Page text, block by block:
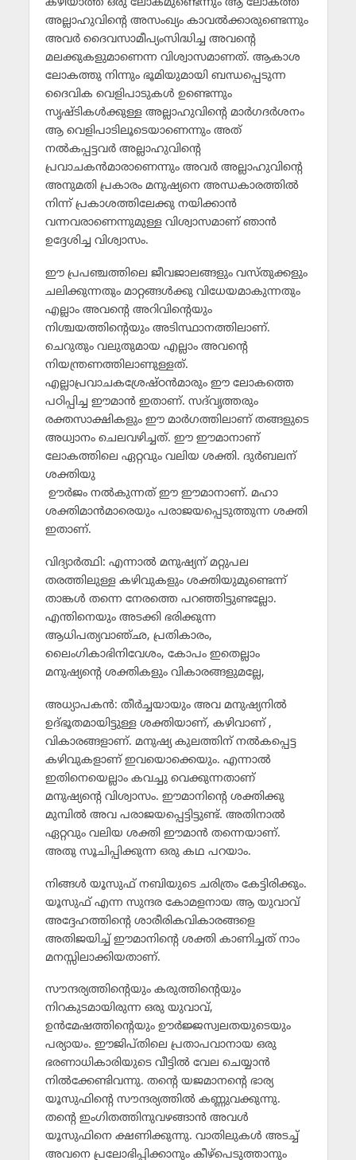
അല്ലാഹുവിന്റെ അസംഖ്യം കാവല്‍ക്കാരുണ്ടെന്നും
അവര്‍ ദൈവസാമീപ്യംസിദ്ധിച്ച അവന്റെ
മലക്കുകളുമാണെന്ന വിശ്വാസമാണത്. ആകാശ
ലോകത്തു നിന്നും ഭൂമിയുമായി ബന്ധപ്പെടുന്ന
ദൈവിക വെളിപാടുകള്‍ ഉണ്ടെന്നും
സൃഷ്ടികള്‍ക്കുള്ള അല്ലാഹുവിന്റെ മാര്‍ഗദര്‍ശനം
ആ വെളിപാടിലൂടെയാണെന്നും അത്
നല്‍കപ്പട്ടവര്‍ അല്ലാഹുവിന്റെ
പ്രവാചകന്‍മാരാണെന്നും അവര്‍ അല്ലാഹുവിന്റെ
അനുമതി പ്രകാരം മനുഷ്യനെ അന്ധകാരത്തില്‍
നിന്ന് പ്രകാശത്തിലേക്കു നയിക്കാന്‍
വന്നവരാണെന്നുമുള്ള വിശ്വാസമാണ് ഞാന്‍
ഉദ്ദേശിച്ച വിശ്വാസം.
ഈ പ്രപഞ്ചത്തിലെ ജീവജാലങ്ങളും വസ്തുക്കളും
ചലിക്കുന്നതും മാറ്റങ്ങള്‍ക്കു വിധേയമാകുന്നതും
എല്ലാം അവന്റെ അറിവിന്റെയും
നിശ്ചയത്തിന്റെയും അടിസ്ഥാനത്തിലാണ്.
ചെറുതും വലുതുമായ എല്ലാം അവന്റെ
നിയന്ത്രണത്തിലാണുള്ളത്.
എല്ലാപ്രവാചകശ്രേഷ്ഠന്‍മാരും ഈ ലോകത്തെ
പഠിപ്പിച്ച ഈമാന്‍ ഇതാണ്. സദ്‌വൃത്തരും
രക്തസാക്ഷികളും ഈ മാര്‍ഗത്തിലാണ് തങ്ങളുടെ
അധ്വാനം ചെലവഴിച്ചത്. ഈ ഈമാനാണ്
ലോകത്തിലെ ഏറ്റവും വലിയ ശക്തി. ദുര്‍ബലന്
ശക്തിയു
ഊര്‍ജം നല്‍കുന്നത് ഈ ഈമാനാണ്. മഹാ
ശക്തിമാന്‍മാരെയും പരാജയപ്പെടുത്തുന്ന ശക്തി
ഇതാണ്.
വിദ്യാര്‍ത്ഥി: എന്നാല്‍ മനുഷ്യന് മറ്റുപല
തരത്തിലുള്ള കഴിവുകളും ശക്തിയുമുണ്ടെന്ന്
താങ്കള്‍ തന്നെ നേരത്തെ പറഞ്ഞിട്ടുണ്ടല്ലോ.
എന്തിനെയും അടക്കി ഭരിക്കുന്ന
ആധിപത്യവാഞ്ഛ, പ്രതികാരം,
ലൈംഗികാഭിനിവേശം, കോപം ഇതെല്ലാം
മനുഷ്യന്റെ ശക്തികളും വികാരങ്ങളുമല്ലേ,
അധ്യാപകന്‍: തീര്‍ച്ചയായും അവ മനുഷ്യനില്‍
ഉദ്ഭൂതമായിട്ടുള്ള ശക്തിയാണ്, കഴിവാണ് ,
വികാരങ്ങളാണ്. മനുഷ്യ കുലത്തിന് നല്‍കപ്പെട്ട
കഴിവുകളാണ് ഇവയൊക്കെയും. എന്നാല്‍
ഇതിനെയെല്ലാം കവച്ചു വെക്കുന്നതാണ്
മനുഷ്യന്റെ വിശ്വാസം. ഈമാനിന്റെ ശക്തിക്കു
മുമ്പില്‍ അവ പരാജയപ്പെട്ടിട്ടുണ്ട്. അതിനാല്‍
ഏറ്റവും വലിയ ശക്തി ഈമാന്‍ തന്നെയാണ്.
അതു സൂചിപ്പിക്കുന്ന ഒരു കഥ പറയാം.
നിങ്ങള്‍ യൂസുഫ് നബിയുടെ ചരിത്രം കേട്ടിരിക്കും.
യൂസുഫ് എന്ന സുന്ദര കോമളനായ ആ യുവാവ്
അദ്ദേഹത്തിന്റെ ശാരീരികവികാരങ്ങളെ
അതിജയിച്ച് ഈമാനിന്റെ ശക്തി കാണിച്ചത് നാം
മനസ്സിലാക്കിയതാണ്.
സൗന്ദര്യത്തിന്റെയും കരുത്തിന്റെയും
നിറകുടമായിരുന്ന ഒരു യുവാവ്,
ഉന്‍മേഷത്തിന്റെയും ഊര്‍ജ്ജസ്വലതയുടെയും
പര്യായം. ഈജിപ്തിലെ പ്രതാപവാനായ ഒരു
ഭരണാധികാരിയുടെ വീട്ടില്‍ വേല ചെയ്യാന്‍
നില്‍ക്കേണ്ടിവന്നു. തന്റെ യജമാനന്റെ ഭാര്യ
യൂസുഫിന്റെ സൗന്ദര്യത്തില്‍ കണ്ണുവക്കുന്നു.
തന്റെ ഇംഗിതത്തിനുവഴങ്ങാന്‍ അവള്‍
യൂസുഫിനെ ക്ഷണിക്കുന്നു. വാതിലുകള്‍ അടച്ച്
അവനെ പ്രലോഭിപ്പിക്കാനും കീഴ്‌പെടുത്താനും